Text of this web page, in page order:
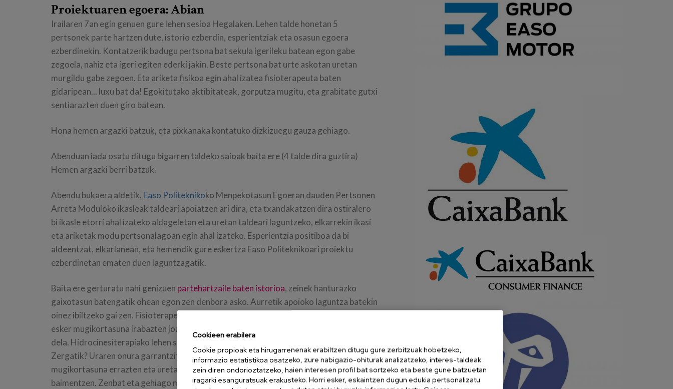
Proiektuaren egoera: Abian
Irailaren 7an egin genuen gure lehen sesioa Hegalaken. Lehen talde honetan 5
pertsonek parte hartzen dute, istorio ezberdin, esperientziak eta osasun egoera
ezberdinekin. Kontatzerik badugu pertsona bat sekula igerileku batean egon gabe
zegoela, nahiz eta igeri egiten ederki jakin. Beste pertsona bat urte askotan uretan
murgildu gabe zegoen. Eta ariketa fisikoa egin ahal izatea fisioterapeuta baten
gidaripean... luxu bat da! Egokitutako aktibitateak, gorputza mugitu, eta grabitate gutxi
sentiarazten duen giro batean.
Hona hemen argazki batzuk, eta pixkanaka kontatuko dizkizuegu gauza gehiago.
Abenduan iada osatu ditugu bigarren taldeko saioak baita ere (4 talde dira guztira)
Hemen argazki berri batzuk.
Abendu bukaera aldetik, Easo Politeknikoko Menpekotasun Egoeran dauden Pertsonen
Arreta Moduloko ikasleak taldeari apoiatzen ari dira, eta txandakatzen dira ostiralero
bi ikasle etorri ahal izateko aldageletan eta uretan taldeari laguntzeko, elkarrekin ikasi
eta ariketak modu pertsonalagoan egin ahal izateko. Esperientzia positiboa da bi
aldeentzat, elkarlanean, eta hemendik gure eskertza Easo Politeknikoari proiektu
ezberdinetan ematen duen laguntzagatik.
Baita ere gerturatu nahi genizuen partehartzaile baten istorioa, zeinek hanturazko
gaixotasun batengatik ohean egon zen denbora asko. Aurretik apoioko laguntza batekin
oinez ibiltzeko gai zen. Fisioterapeuta eta terapeuta okupazionalarekin egindako lanari
esker mugikortasuna irabazten joan da baina badira iada bi urte oinez ibiltzeko gai ez
dela. Hidrocinesiterapiako lehen saioan uraren barnean oinez ibiltzeko gai izan zen.
Zergatik? Uraren onura garrantzitsuenetako bat pisuak arintzea da, eta beraz,
mugikortasuna errazten eta uretatik kanpo egin ez daitezken mugimenduak
baimentzen. Zenbat eta gehiago murgildu gorputza uretan, artikulazioetan inpaktua
Cookieen erabilera
Cookie propioak eta hirugarrenenak erabiltzen ditugu gure zerbitzuak hobetzeko,
informazio estatistikoa osatzeko, zure nabigazio-ohiturak analizatzeko, interes-taldeak
zein diren ondorioztatzeko, haien interesen profil bat sortzeko eta beste gune batzuetan
iragarki esanguratsuak erakusteko. Horri esker, eskaintzen dugun edukia pertsonalizatu